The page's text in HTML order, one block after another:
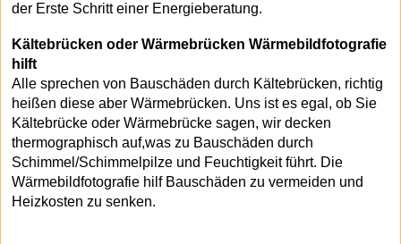
der Erste Schritt einer Energieberatung.
Kältebrücken oder Wärmebrücken Wärmebildfotografie
hilft
Alle sprechen von Bauschäden durch Kältebrücken, richtig
heißen diese aber Wärmebrücken. Uns ist es egal, ob Sie
Kältebrücke oder Wärmebrücke sagen, wir decken
thermographisch auf,was zu Bauschäden durch
Schimmel/Schimmelpilze und Feuchtigkeit führt. Die
Wärmebildfotografie hilf Bauschäden zu vermeiden und
Heizkosten zu senken.